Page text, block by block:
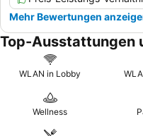
Mehr Bewertungen
Top-Ausstattungen
WLAN in Lobby
Wellness